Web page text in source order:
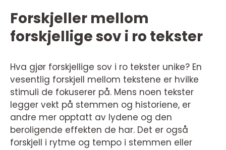
Forskjeller mellom
forskjellige sov i ro tekster
Hva gjør forskjellige sov i ro tekster unike? En
vesentlig forskjell mellom tekstene er hvilke
stimuli de fokuserer på. Mens noen tekster
legger vekt på stemmen og historiene, er
andre mer opptatt av lydene og den
beroligende effekten de har. Det er også
forskjell i rytme og tempo i stemmen eller